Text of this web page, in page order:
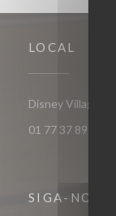
LOCAL
Disney Village
01 77 37 89 14
SIGA-NOS